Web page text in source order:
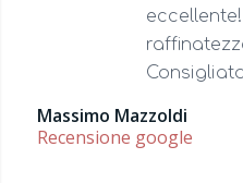
Massimo Mazzoldi
Recensione google